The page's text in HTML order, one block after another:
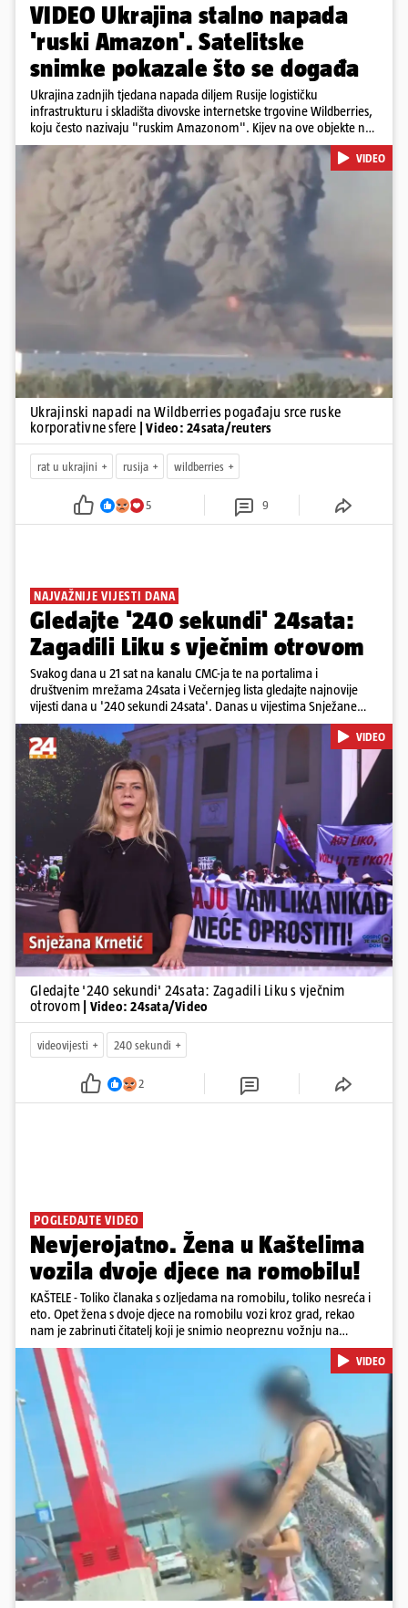
VIDEO Ukrajina stalno napada
'ruski Amazon'. Satelitske
snimke pokazale što se događa
Ukrajina zadnjih tjedana napada diljem Rusije logističku
infrastrukturu i skladišta divovske internetske trgovine Wildberries,
koju često nazivaju "ruskim Amazonom". Kijev na ove objekte ne
gleda samo kao na obična trgovačka skladišta, već tvrdi da ih ruske
snage koriste i za vojne potrebe, odnosno za skladištenje i
distribuciju dijelova za dronove i druge opreme koja se koristi u
ratu. S druge strane, napadi služe i kao izravan odgovor na ruska
bombardiranja ukrajinske poštanske i logističke infrastrukture te
kao način da se ekonomske posljedice rata prenesu dublje na ruski
teritorij i približe običnim građanima.
Pokretanje videa...
VIDEO
Ukrajinski napadi na Wildberries pogađaju srce ruske
korporativne sfere
| Video: 24sata/reuters
rat u ukrajini rusija wildberries
5 9
NAJVAŽNIJE VIJESTI DANA
Gledajte '240 sekundi' 24sata:
Zagadili Liku s vječnim otrovom
Svakog dana u 21 sat na kanalu CMC-ja te na portalima i
društvenim mrežama 24sata i Večernjeg lista gledajte najnovije
vijesti dana u '240 sekundi 24sata'. Danas u vijestima Snježane
Krnetić: Lika teško zagađena s 37.000 tona opasnog otpada, Troje
poginulih u nesreći u Zagrebu, Uhićen načelnik Svetog Ivana
Žabna, Borba za život Denisa Vejzovića, Krajaču režu ovlasti: Slijedi
otkaz...
Pokretanje videa...
VIDEO
Gledajte '240 sekundi' 24sata: Zagadili Liku s vječnim
otrovom
| Video: 24sata/Video
videovijesti 240 sekundi
2
POGLEDAJTE VIDEO
Nevjerojatno. Žena u Kaštelima
vozila dvoje djece na romobilu!
KAŠTELE - Toliko članaka s ozljedama na romobilu, toliko nesreća i
eto. Opet žena s dvoje djece na romobilu vozi kroz grad, rekao
nam je zabrinuti čitatelj koji je snimio neopreznu vožnju na
romobilu u četvrtak prijepodne kroz Kaštele. Podsjetimo, mjesec i
pol od smrti dječaka (14) u Metkoviću, pad s električnog romobila
odnio je još jedan mladi život. Unatoč naporima liječnika KBC-a
Zagreb, u ponedjeljak maloljetnik je podlegao ozljedama
zadobivenima u padu s romobila.
Pokretanje videa...
VIDEO